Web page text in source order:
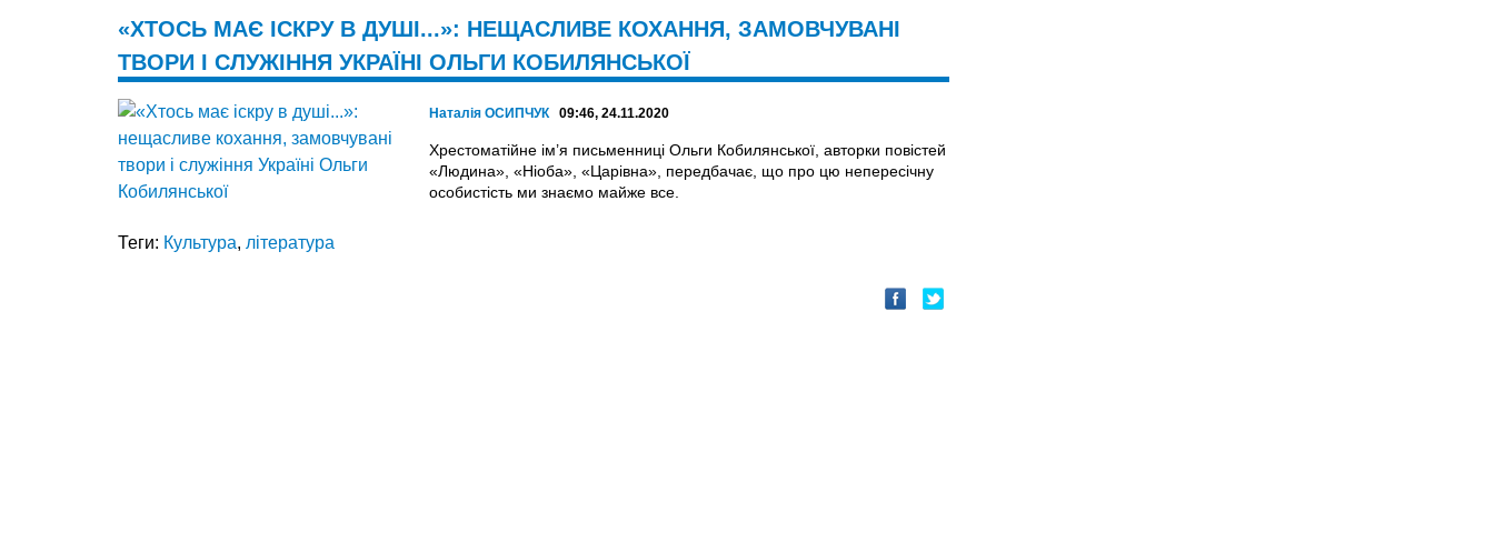
«ХТОСЬ МАЄ ІСКРУ В ДУШІ...»: НЕЩАСЛИВЕ КОХАННЯ, ЗАМОВЧУВАНІ
ТВОРИ І СЛУЖІННЯ УКРАЇНІ ОЛЬГИ КОБИЛЯНСЬКОЇ
Наталія ОСИПЧУК 09:46, 24.11.2020
Хрестоматійне ім’я письменниці Ольги Кобилянської, авторки повістей
«Людина», «Ніоба», «Царівна», передбачає, що про цю непересічну
особистість ми знаємо майже все.
Теги: Культура, література